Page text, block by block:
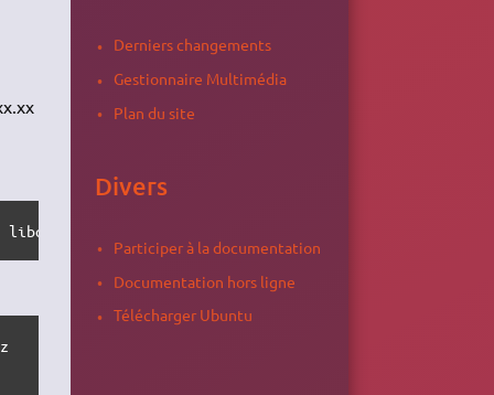
11 python3-pyqt5.qtwebkit python3-
Derniers changements
Gestionnaire Multimédia
Plan du site
Divers
Participer à la documentation
Documentation hors ligne
Télécharger Ubuntu